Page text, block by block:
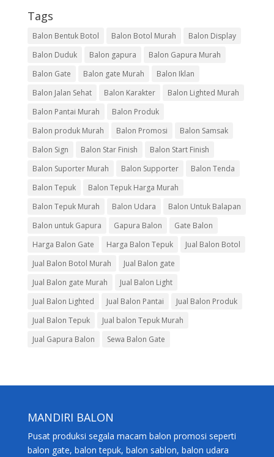
Tags
Balon Bentuk Botol Balon Botol Murah
Balon Display
Balon Duduk
Balon gapura
Balon Gapura Murah
Balon Gate
Balon gate Murah
Balon Iklan
Balon Jalan Sehat
Balon Karakter
Balon Lighted Murah
Balon Pantai Murah
Balon Produk
Balon produk Murah
Balon Promosi
Balon Samsak
Balon Sign
Balon Star Finish
Balon Start Finish
Balon Suporter Murah
Balon Supporter
Balon Tenda
Balon Tepuk
Balon Tepuk Harga Murah
Balon Tepuk Murah
Balon Udara
Balon Untuk Balapan
Balon untuk Gapura
Gapura Balon
Gate Balon
Harga Balon Gate
Harga Balon Tepuk
Jual Balon Botol
Jual Balon Botol Murah
Jual Balon gate
Jual Balon gate Murah
Jual Balon Light
Jual Balon Lighted
Jual Balon Pantai
Jual Balon Produk
Jual Balon Tepuk
Jual balon Tepuk Murah
Jual Gapura Balon
Sewa Balon Gate
MANDIRI BALON
Pusat produksi segala macam balon promosi seperti
balon gate, balon tepuk, balon sablon, balon udara